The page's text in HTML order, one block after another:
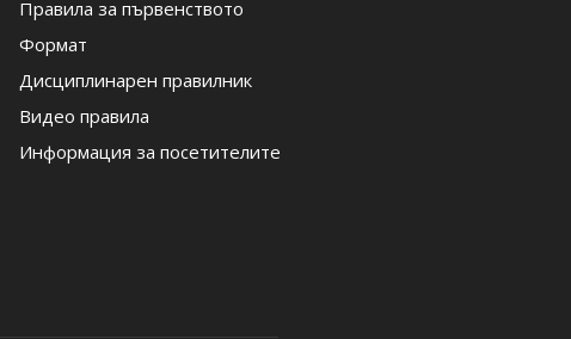
Правила за първенството
Формат
Дисциплинарен правилник
Видео правила
Информация за посетителите